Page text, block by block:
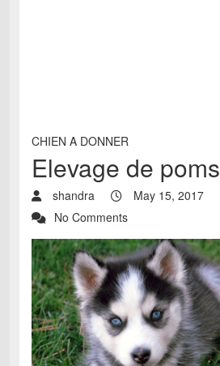
CHIEN A DONNER
Elevage de
shandra
May 15, 2017
No Comments